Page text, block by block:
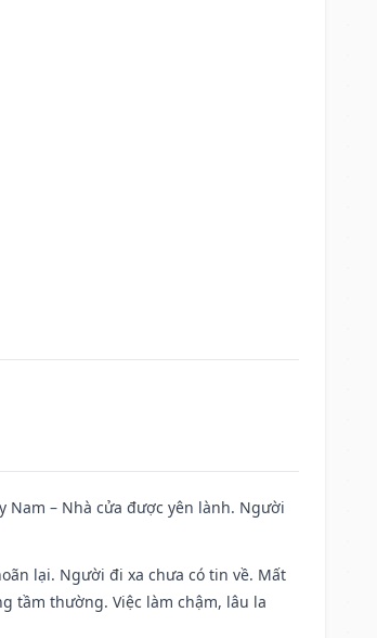
– Nhà cửa được yên lành. Người
lại. Người đi xa chưa có tin về. Mất
tầm thường. Việc làm chậm, lâu la